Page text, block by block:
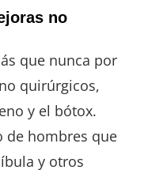
no
que nunca por
quirúrgicos,
y el bótox.
de hombres que
y otros